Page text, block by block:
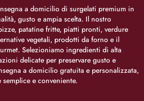
a domicilio di surgelati premium in
gusto e ampia scelta. Il nostro
patatine fritte, piatti pronti, verdure
vegetali, prodotti da forno e il
Selezioniamo ingredienti di alta
delicate per preservare gusto e
a domicilio gratuita e personalizzata,
e conveniente.